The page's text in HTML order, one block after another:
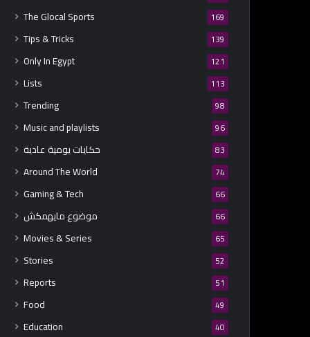
The Glocal Sports 169
Tips & Tricks 139
Only In Egypt 121
Lists 113
Trending 98
Music and playlists 96
حكايات يومية عادية 83
Around The World 74
Gaming & Tech 66
موضوع مايهمكش 66
Movies & Series 65
Stories 52
Reports 51
Food 49
Education 40